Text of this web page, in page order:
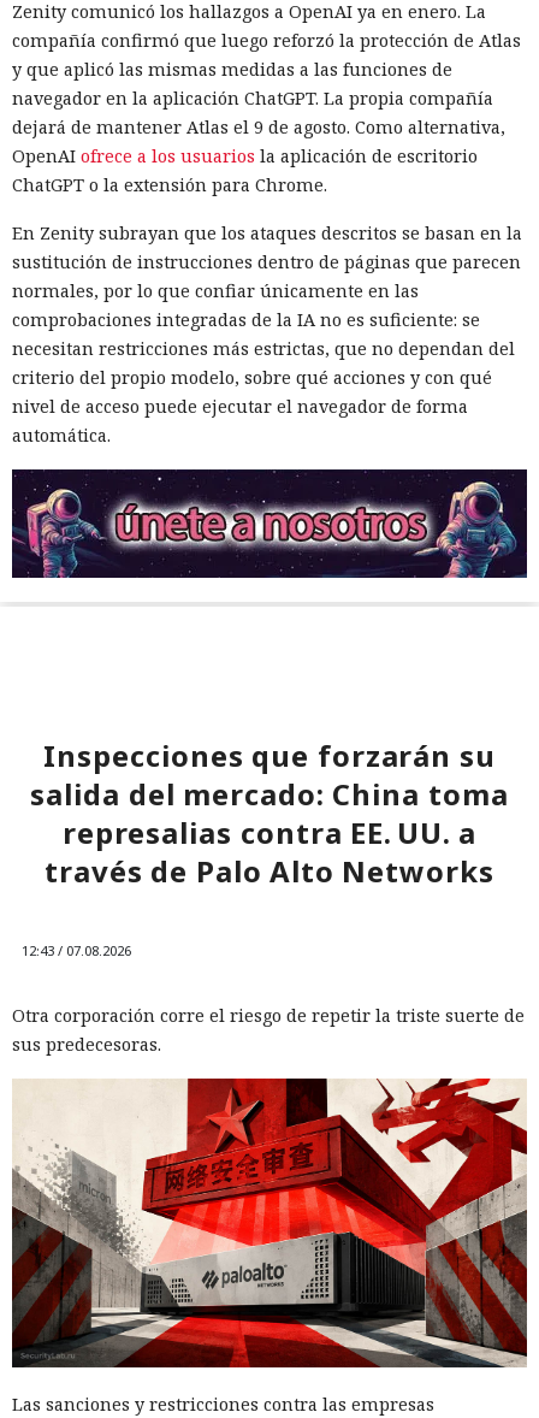
Zenity comunicó los hallazgos a OpenAI ya en enero. La
compañía confirmó que luego reforzó la protección de Atlas
y que aplicó las mismas medidas a las funciones de
navegador en la aplicación ChatGPT. La propia compañía
dejará de mantener Atlas el 9 de agosto. Como alternativa,
OpenAI ofrece a los usuarios la aplicación de escritorio
ChatGPT o la extensión para Chrome.
En Zenity subrayan que los ataques descritos se basan en la
sustitución de instrucciones dentro de páginas que parecen
normales, por lo que confiar únicamente en las
comprobaciones integradas de la IA no es suficiente: se
necesitan restricciones más estrictas, que no dependan del
criterio del propio modelo, sobre qué acciones y con qué
nivel de acceso puede ejecutar el navegador de forma
automática.
Inspecciones que forzarán su
salida del mercado: China toma
represalias contra EE. UU. a
través de Palo Alto Networks
12:43 / 07.08.2026
Otra corporación corre el riesgo de repetir la triste suerte de
sus predecesoras.
Las sanciones y restricciones contra las empresas